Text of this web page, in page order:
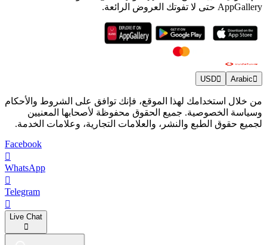
AppGallery حتى لا تفوتك العروض الرائعة.
Arabic
USD
من خلال استخدامك لهذا الموقع، فإنك توافق على الشروط والأحكام
وسياسة الخصوصية. جميع الحقوق محفوظة لأصحابها المعنيين
لجميع حقوق الطبع والنشر، والعلامات التجارية، وعلامات الخدمة.
Facebook
WhatsApp
Telegram
Live Chat